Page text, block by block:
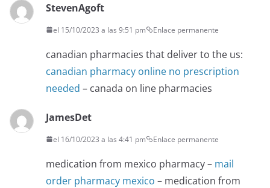
StevenAgoft
el 15/10/2023 a las 9:51 pm Enlace permanente
canadian pharmacies that deliver to the us:
canadian pharmacy online no prescription
needed – canada on line pharmacies
JamesDet
el 16/10/2023 a las 4:41 pm Enlace permanente
medication from mexico pharmacy – mail
order pharmacy mexico – medication from